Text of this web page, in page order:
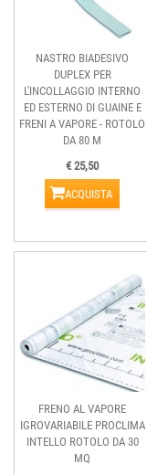
NASTRO BIADESIVO
DUPLEX PER
L'INCOLLAGGIO INTERNO
ED ESTERNO DI GUAINE E
FRENI A VAPORE - ROTOLO
DA 80 M
€ 25,50
ACQUISTA
FRENO AL VAPORE
IGROVARIABILE PROCLIMA
INTELLO ROTOLO DA 30
MQ